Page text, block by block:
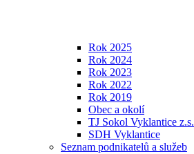
Rok 2025
Rok 2024
Rok 2023
Rok 2022
Rok 2019
Obec a okolí
TJ Sokol Vyklantice z.s.
SDH Vyklantice
Seznam podnikatelů a služeb